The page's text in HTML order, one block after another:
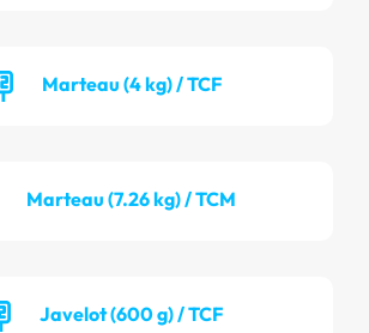
Marteau (4 kg) / TCF
Marteau (7.26 kg) / TCM
Javelot (600 g) / TCF